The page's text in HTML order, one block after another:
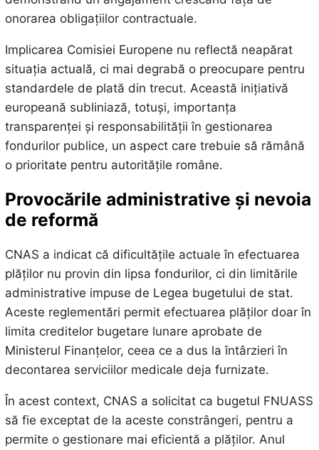
onorarea obligațiilor contractuale.
Implicarea Comisiei Europene nu reflectă neapărat
situația actuală, ci mai degrabă o preocupare pentru
standardele de plată din trecut. Această inițiativă
europeană subliniază, totuși, importanța
transparenței și responsabilității în gestionarea
fondurilor publice, un aspect care trebuie să rămână
o prioritate pentru autoritățile române.
Provocările administrative și nevoia
de reformă
CNAS a indicat că dificultățile actuale în efectuarea
plăților nu provin din lipsa fondurilor, ci din limitările
administrative impuse de Legea bugetului de stat.
Aceste reglementări permit efectuarea plăților doar în
limita creditelor bugetare lunare aprobate de
Ministerul Finanțelor, ceea ce a dus la întârzieri în
decontarea serviciilor medicale deja furnizate.
În acest context, CNAS a solicitat ca bugetul FNUASS
să fie exceptat de la aceste constrângeri, pentru a
permite o gestionare mai eficientă a plăților. Anul